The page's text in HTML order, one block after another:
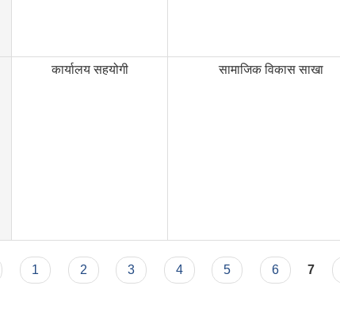
कार्यालय सहयोगी सामाजिक विकास साखा
1 2 3 4 5 6 7